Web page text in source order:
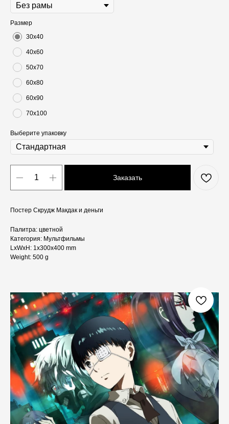
Размер
30х40
40х60
50х70
60х80
60х90
70х100
Выберите упаковку
Заказать
Постер Скрудж Макдак и деньги
Палитра: цветной
Категория: Мультфильмы
LxWxH: 1x300x400 mm
Weight: 500 g